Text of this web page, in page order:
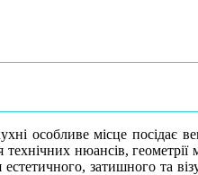
особливе місце посідає
нюансів, геометрії
затишного та